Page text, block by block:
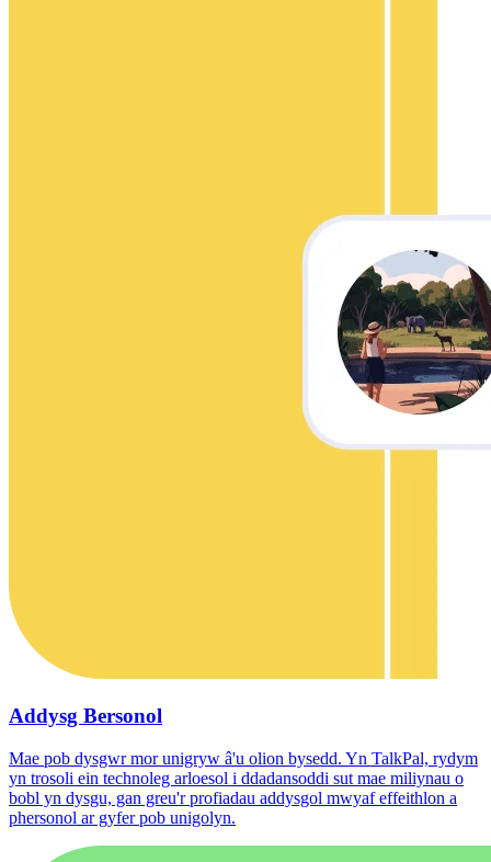
Addysg Bersonol
Mae pob dysgwr mor unigryw â'u olion bysedd. Yn TalkPal, rydym
yn trosoli ein technoleg arloesol i ddadansoddi sut mae miliynau o
bobl yn dysgu, gan greu'r profiadau addysgol mwyaf effeithlon a
phersonol ar gyfer pob unigolyn.